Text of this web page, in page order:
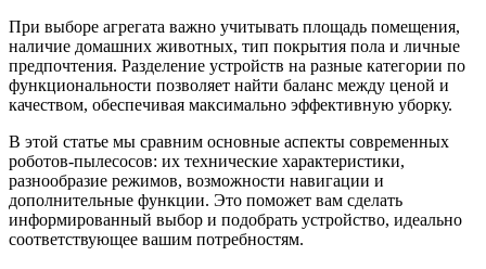
При выборе агрегата важно учитывать площадь помещения,
наличие домашних животных, тип покрытия пола и личные
предпочтения. Разделение устройств на разные категории по
функциональности позволяет найти баланс между ценой и
качеством, обеспечивая максимально эффективную уборку.
В этой статье мы сравним основные аспекты современных
роботов-пылесосов: их технические характеристики,
разнообразие режимов, возможности навигации и
дополнительные функции. Это поможет вам сделать
информированный выбор и подобрать устройство, идеально
соответствующее вашим потребностям.